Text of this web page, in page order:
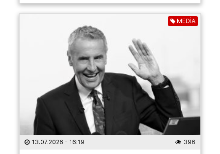
MEDİA
13.07.2026 - 16:19 396